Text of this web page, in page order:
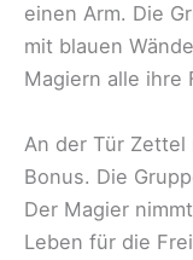
einen Arm. Die
mit blauen
Magiern alle ihre
An der Tür
Bonus. Die
Der Magier
Leben für die